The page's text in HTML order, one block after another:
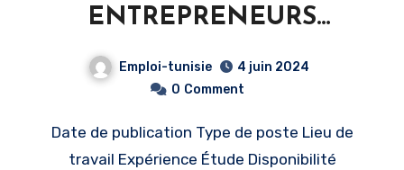
ENTREPRENEURS
TUNISIE recrutement –
Téléopérateur – Tunis
Emploi-tunisie
4 juin 2024
0 Comment
Date de publication Type de poste Lieu de
travail Expérience Étude Disponibilité